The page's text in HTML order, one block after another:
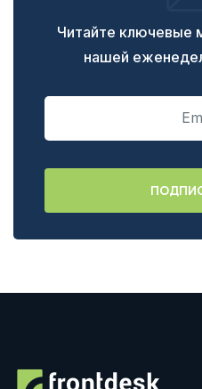
Читайте ключевые
нашей